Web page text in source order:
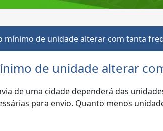
mínimo de unidade alterar com tanta
de unidade alterar
de uma cidade dependerá das
para envio. Quanto menos